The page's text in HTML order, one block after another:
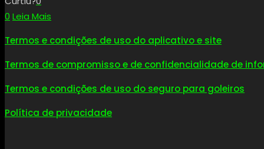
0 Leia Mais
Termos e condições de uso do aplicativo e site
Termos de compromisso e de confidencialidade de
Termos e condições de uso do seguro para goleiros
Política de privacidade